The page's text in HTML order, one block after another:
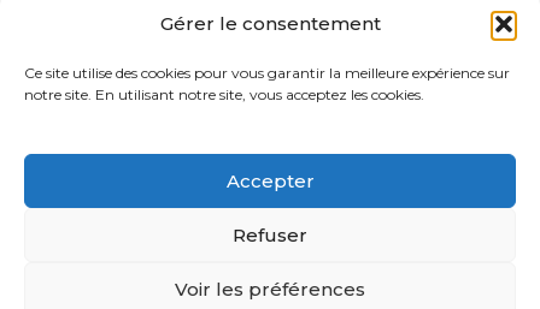
Gérer le consentement
Ce site utilise des cookies pour vous garantir la meilleure expérience sur
notre site. En utilisant notre site, vous acceptez les cookies.
Accepter
Refuser
Voir les préférences
Emotions et gestion
Méthodologie
Motivation
Préparation aux oraux